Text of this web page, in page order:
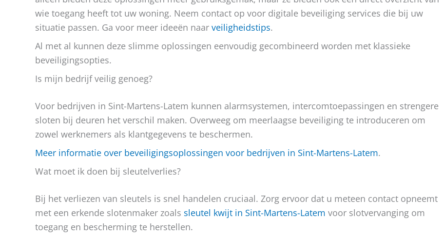
wie toegang heeft tot uw woning. Neem contact op voor digitale beveiliging services die bij uw
situatie passen. Ga voor meer ideeën naar veiligheidstips.
Al met al kunnen deze slimme oplossingen eenvoudig gecombineerd worden met klassieke
beveiligingsopties.
Is mijn bedrijf veilig genoeg?
Voor bedrijven in Sint-Martens-Latem kunnen alarmsystemen, intercomtoepassingen en strengere
sloten bij deuren het verschil maken. Overweeg om meerlaagse beveiliging te introduceren om
zowel werknemers als klantgegevens te beschermen.
Meer informatie over beveiligingsoplossingen voor bedrijven in Sint-Martens-Latem.
Wat moet ik doen bij sleutelverlies?
Bij het verliezen van sleutels is snel handelen cruciaal. Zorg ervoor dat u meteen contact opneemt
met een erkende slotenmaker zoals sleutel kwijt in Sint-Martens-Latem voor slotvervanging om
toegang en bescherming te herstellen.